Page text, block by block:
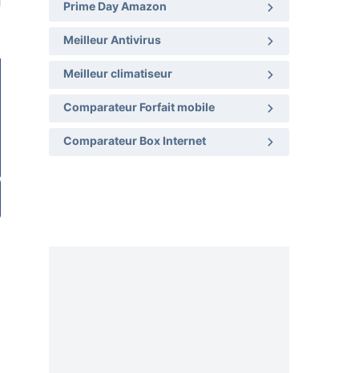
Prime Day Amazon
Meilleur Antivirus
Meilleur climatiseur
Comparateur Forfait mobile
Comparateur Box Internet